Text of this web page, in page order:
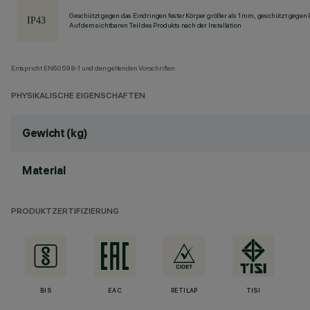
Geschützt gegen das Eindringen fester Körper größer als 1 mm, geschützt gegen
Auf dem sichtbaren Teil des Produkts nach der Installation
Entspricht EN60598-1 und den geltenden Vorschriften.
PHYSIKALISCHE EIGENSCHAFTEN
Gewicht (kg)
Material
PRODUKTZERTIFIZIERUNG
BIS EAC RETILAP TISI